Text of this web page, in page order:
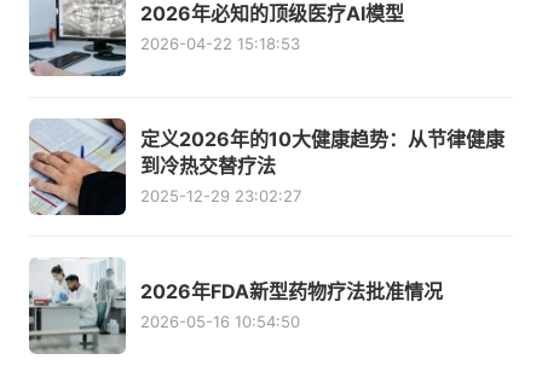
2026年必知的顶级医疗AI模型
2026-04-22 15:18:53
定义2026年的10大健康趋势：从节律健康
到冷热交替疗法
2025-12-29 23:02:27
2026年FDA新型药物疗法批准情况
2026-05-16 10:54:50